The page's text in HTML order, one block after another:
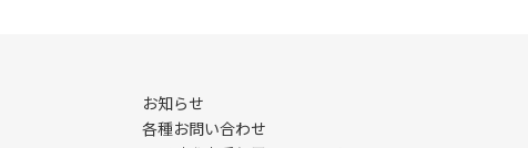
お知らせ
各種お問い合わせ